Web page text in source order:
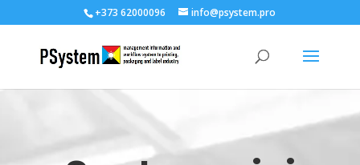
+373 62000096 info@psystem.pro